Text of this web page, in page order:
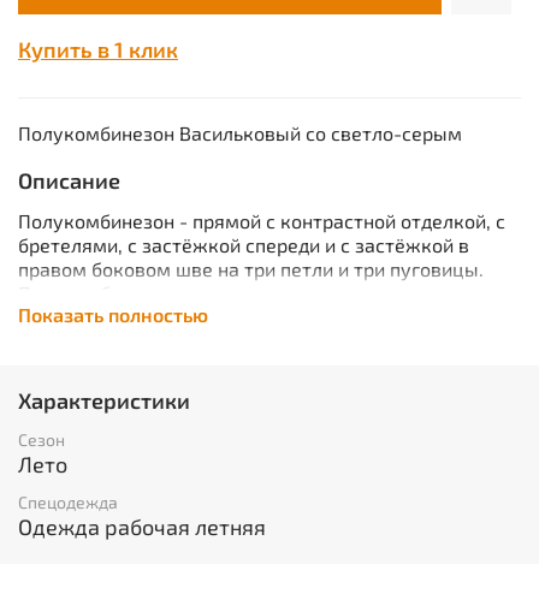
Купить в 1 клик
Полукомбинезон Васильковый со светло-серым
Описание
Полукомбинезон - прямой с контрастной отделкой, с
бретелями, с застёжкой спереди и с застёжкой в
правом боковом шве на три петли и три пуговицы.
многофункциональными карманами, спинка с
Характеристики
Ткань/Материал верха:
Сезон: лето
Показать полностью
Характеристики
Сезон
Лето
Спецодежда
Одежда рабочая летняя